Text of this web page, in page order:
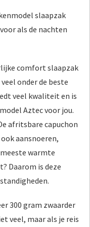
slaapzak
als de nachten
comfort slaapzak
onder de beste
veel kwaliteit en is
Aztec voor jou.
afritsbare capuchon
aansnoeren,
warmte
Daarom is deze
300 gram zwaarder
veel, maar als je reis